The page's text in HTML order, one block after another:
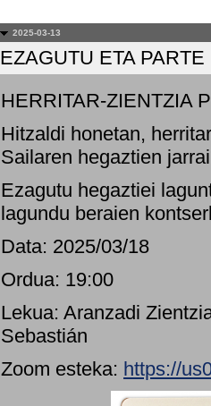
2025-03-13
EZAGUTU ETA
HERRITAR-ZIENTZIA
Hitzaldi honetan,
Sailaren hegaztien
Ezagutu hegaztiei
lagundu beraien
Data: 2025/03/18
Ordua: 19:00
Lekua: Aranzadi
Sebastián
Zoom esteka: https://